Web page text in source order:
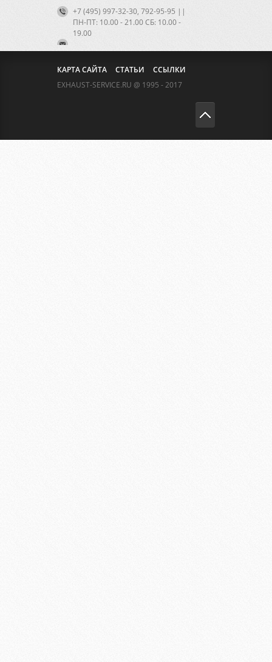
+7 (495) 997-32-30, 792-95-95 ||
ПН-ПТ: 10.00 - 21.00 CБ: 10.00 -
19.00
КАРТА САЙТА СТАТЬИ
ССЫЛКИ
EXHAUST-SERVICE.RU @ 1995 - 2017